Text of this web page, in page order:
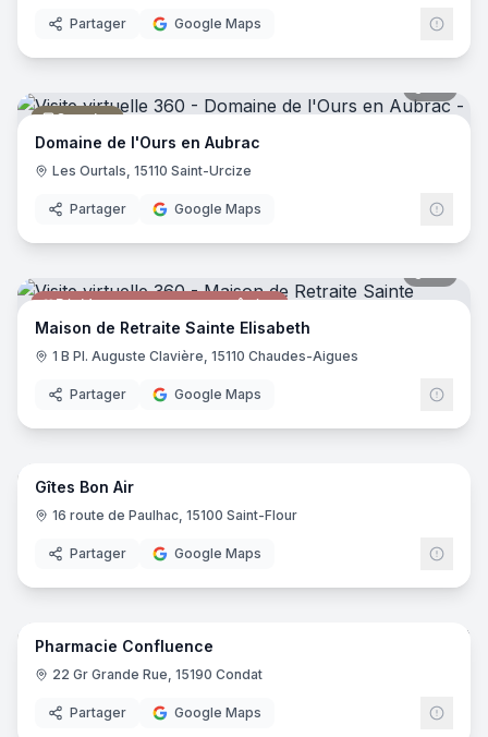
Partager Google Maps
Camping
Domaine de l'Ours en Aubrac
Les Ourtals, 15110 Saint-Urcize
Partager Google Maps
Résidence pour personnes âgées
Maison de Retraite Sainte Elisabeth
1 B Pl. Auguste Clavière, 15110 Chaudes-Aigues
Partager Google Maps
Gîte
14
Gîtes Bon Air
16 route de Paulhac, 15100 Saint-Flour
Partager Google Maps
Pharmacie
5
Pharmacie Confluence
22 Gr Grande Rue, 15190 Condat
Partager Google Maps